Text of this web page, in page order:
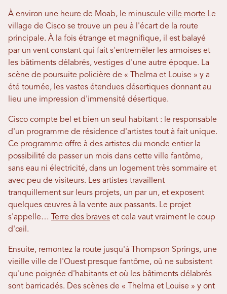
À environ une heure de Moab, le minuscule ville morte Le
village de Cisco se trouve un peu à l'écart de la route
principale. À la fois étrange et magnifique, il est balayé
par un vent constant qui fait s'entremêler les armoises et
les bâtiments délabrés, vestiges d'une autre époque. La
scène de poursuite policière de « Thelma et Louise » y a
été tournée, les vastes étendues désertiques donnant au
lieu une impression d'immensité désertique.
Cisco compte bel et bien un seul habitant : le responsable
d'un programme de résidence d'artistes tout à fait unique.
Ce programme offre à des artistes du monde entier la
possibilité de passer un mois dans cette ville fantôme,
sans eau ni électricité, dans un logement très sommaire et
avec peu de visiteurs. Les artistes travaillent
tranquillement sur leurs projets, un par un, et exposent
quelques œuvres à la vente aux passants. Le projet
s'appelle…
Terre des braves et cela vaut vraiment le coup
d'œil.
Ensuite, remontez la route jusqu'à Thompson Springs, une
vieille ville de l'Ouest presque fantôme, où ne subsistent
qu'une poignée d'habitants et où les bâtiments délabrés
sont barricadés. Des scènes de « Thelma et Louise » y ont